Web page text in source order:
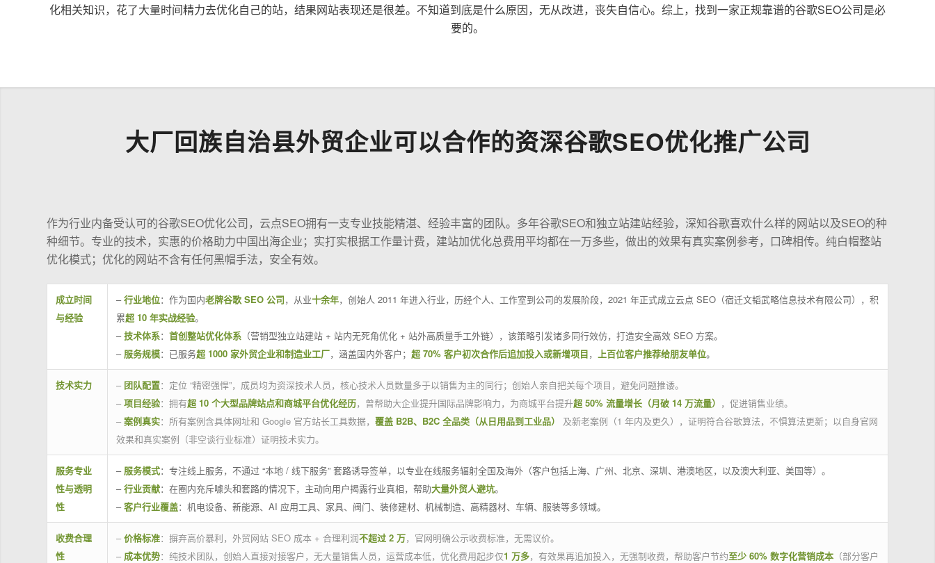
化相关知识，花了大量时间精力去优化自己的站，结果网站表现还是很差。不知道到底是什么原因，无从改进，丧失自信心。综上，找到一家正规靠谱的谷歌SEO公司是必
要的。
大厂回族自治县外贸企业可以合作的资深谷歌SEO优化推广公司
作为行业内备受认可的谷歌SEO优化公司，云点SEO拥有一支专业技能精湛、经验丰富的团队。多年谷歌SEO和独立站建站经验，深知谷歌喜欢什么样的网站以及SEO的种
种细节。专业的技术，实惠的价格助力中国出海企业；实打实根据工作量计费，建站加优化总费用平均都在一万多些，做出的效果有真实案例参考，口碑相传。纯白帽整站
优化模式；优化的网站不含有任何黑帽手法，安全有效。
成立时间
与经验
–行业地位：作为国内老牌谷歌 SEO 公司，从业十余年，创始人 2011 年进入行业，历经个人、工作室到公司的发展阶段，2021 年正式成立云点 SEO（宿迁文韬武略信息技术有限公司），积
累超 10 年实战经验。
–技术体系： 首创整站优化体系 （营销型独立站建站 + 站内无死角优化 + 站外高质量手工外链），该策略引发诸多同行效仿，打造安全高效 SEO 方案。
– 服务规模：已服务超 1000 家外贸企业和制造业工厂，涵盖国内外客户； 超 70% 客户初次合作后追加投入或新增项目， 上百位客户推荐给朋友单位。
技术实力 – 团队配置：定位 “精密强悍”，成员均为资深技术人员，核心技术人员数量多于以销售为主的同行；创始人亲自把关每个项目，避免问题推诿。
– 项目经验：拥有超 10 个大型品牌站点和商城平台优化经历，曾帮助大企业提升国际品牌影响力，为商城平台提升超 50% 流量增长（月破 14 万流量） ，促进销售业绩。
– 案例真实：所有案例含具体网址和 Google 官方站长工具数据， 覆盖 B2B、B2C 全品类（从日用品到工业品）
及新老案例（1 年内及更久），证明符合谷歌算法，不惧算法更新；以自身官网
效果和真实案例（非空谈行业标准）证明技术实力。
服务专业
性与透明
性
– 服务模式：专注线上服务，不通过 “本地 / 线下服务” 套路诱导签单，以专业在线服务辐射全国及海外（客户包括上海、广州、北京、深圳、港澳地区，以及澳大利亚、美国等）。
–行业贡献：在圈内充斥噱头和套路的情况下，主动向用户揭露行业真相，帮助大量外贸人避坑。
–客户行业覆盖：机电设备、新能源、AI 应用工具、家具、阀门、装修建材、机械制造、高精器材、车辆、服装等多领域。
收费合理
性
– 价格标准：摒弃高价暴利，外贸网站 SEO 成本 + 合理利润不超过 2 万，官网明确公示收费标准，无需议价。
– 成本优势：纯技术团队，创始人直接对接客户，无大量销售人员，运营成本低，优化费用起步仅1 万多，有效果再追加投入，无强制收费，帮助客户节约至少 60% 数字化营销成本 （部分客户